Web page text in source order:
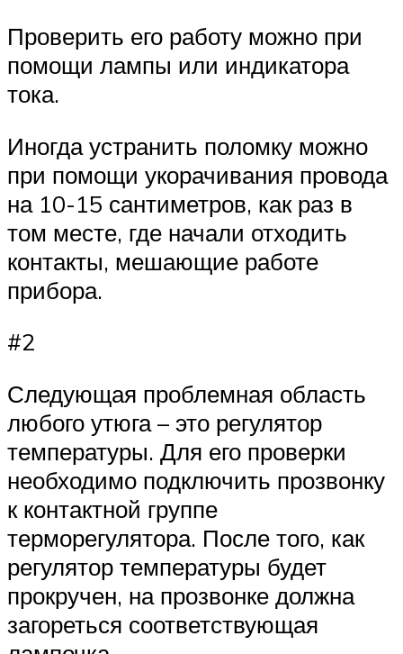
Проверить его работу можно при
помощи лампы или индикатора
тока.
Иногда устранить поломку можно
при помощи укорачивания провода
на 10-15 сантиметров, как раз в
том месте, где начали отходить
контакты, мешающие работе
прибора.
#2
Следующая проблемная область
любого утюга – это регулятор
температуры. Для его проверки
необходимо подключить прозвонку
к контактной группе
терморегулятора. После того, как
регулятор температуры будет
прокручен, на прозвонке должна
загореться соответствующая